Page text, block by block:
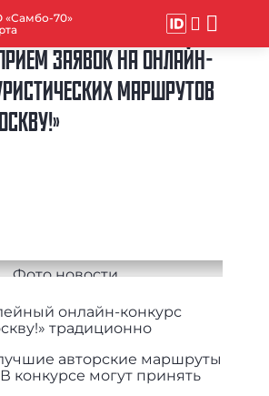
70»
ЗАЯВОК НА ОНЛАЙН-
МАРШРУТОВ
онлайн-конкурс
традиционно
авторские маршруты
конкурсе могут принять